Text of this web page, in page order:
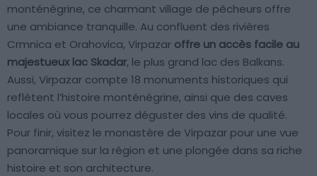
monténégrine, ce charmant village de pêcheurs offre
une ambiance tranquille. Au confluent des rivières
Crmnica et Orahovica, Virpazar offre un accès facile au
majestueux lac Skadar, le plus grand lac des Balkans.
Aussi, Virpazar compte 18 monuments historiques qui
reflètent l’histoire monténégrine, ainsi que des caves
locales où vous pourrez déguster des vins de qualité.
Pour finir, visitez le monastère de Virpazar pour une vue
panoramique sur la région et une plongée dans sa riche
histoire et son architecture.